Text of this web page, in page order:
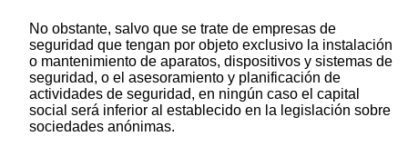
No obstante, salvo que se trate de empresas de
seguridad que tengan por objeto exclusivo la instalación
o mantenimiento de aparatos, dispositivos y sistemas de
seguridad, o el asesoramiento y planificación de
actividades de seguridad, en ningún caso el capital
social será inferior al establecido en la legislación sobre
sociedades anónimas.